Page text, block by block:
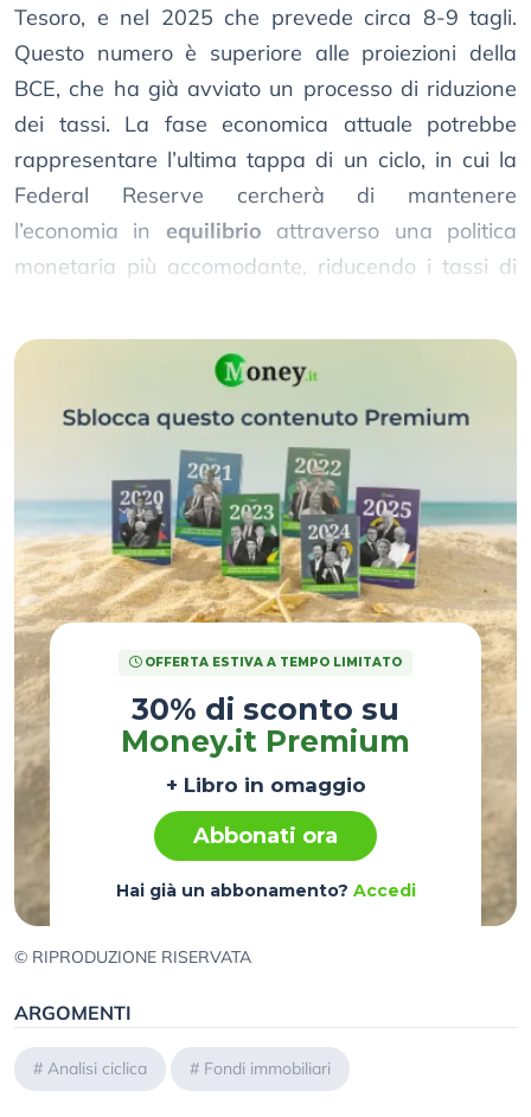
Tesoro, e nel 2025 che prevede circa 8-9 tagli.
Questo numero è superiore alle proiezioni della
BCE, che ha già avviato un processo di riduzione
dei tassi. La fase economica attuale potrebbe
rappresentare l’ultima tappa di un ciclo, in cui la
Federal Reserve cercherà di mantenere
l’economia in equilibrio attraverso una politica
monetaria più accomodante, riducendo i tassi di
OFFERTA ESTIVA A TEMPO LIMITATO
30% di sconto su
Money.it Premium
+ Libro in omaggio
Abbonati ora
Hai già un abbonamento? Accedi
© RIPRODUZIONE RISERVATA
ARGOMENTI
# Analisi ciclica # Fondi immobiliari